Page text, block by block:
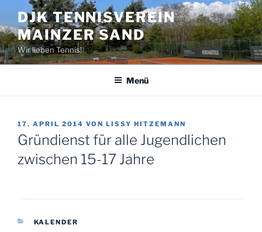
Inhalt
springen
DJK TENNISVEREIN
MAINZER SAND
Wir lieben Tennis!
Menü
VERÖFFENTLICHT
AM
17. APRIL 2014 VON LISSY HITZEMANN
Gründienst für alle Jugendlichen
zwischen 15-17 Jahre
KATEGORIEN
KALENDER